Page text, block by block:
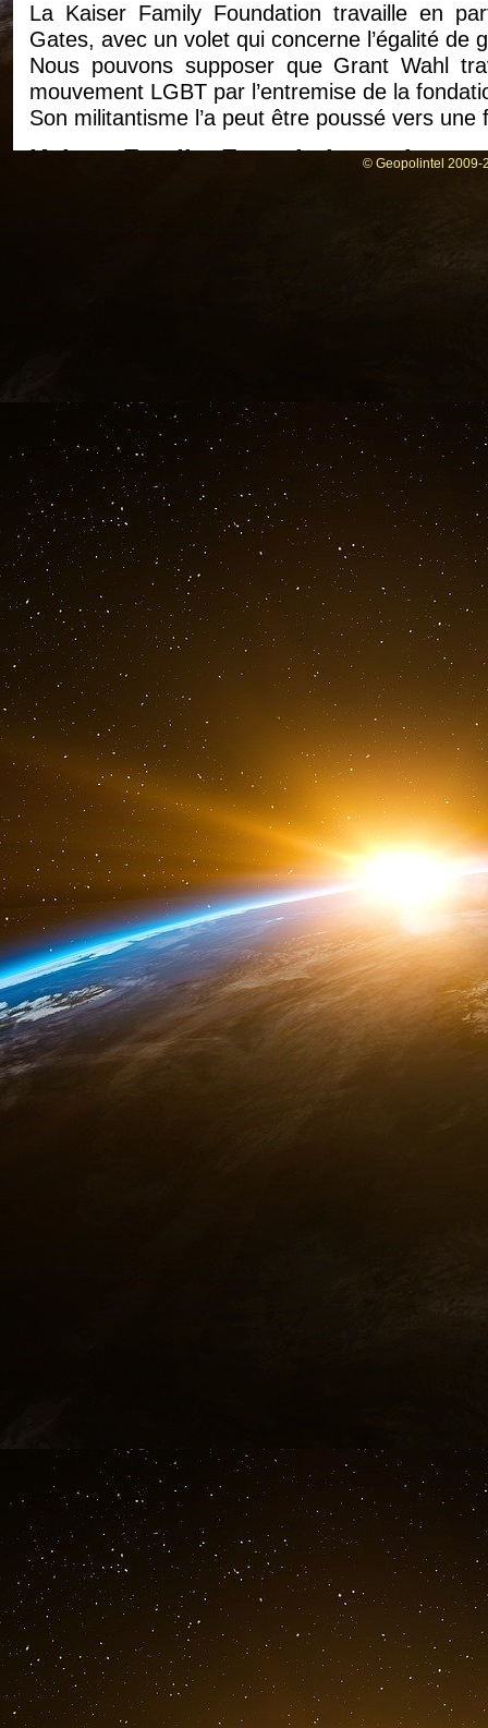
La Kaiser Family Foundation travaille en
Gates, avec un volet qui concerne l’égalité de
Nous pouvons supposer que Grant Wahl
mouvement LGBT par l’entremise de la
Son militantisme l’a peut être poussé vers une
Kaiser Family Foundation : La
souvent stigmatisées en raison de leur
de leur expression de genre.1 Dans son
Lesbian, Gay, Bisexual, and
Understanding, l’Institute of Medicine définit
durable ou une disposition à éprouver
personnes du même sexe, de l’autre sexe ou
avec elles ».2 Cette définition intègre des
d’identité. Il est important de noter que
n’entre pas nécessairement dans une
spectre. En outre, toutes les personnes qui
éprouvent une attirance pour le même sexe
ou bisexuels.
L’identité sexuelle fait référence au «
femme ou autre chose ». L’identité de genre
visible pour les autres.3 En outre,
genre décrivent dans quelle mesure une
de genre attendus. Le terme « transgenre
naissance est différent de leur identité
spectre des genres. Les personnes qui
vie comme le sexe opposé, et peuvent
sur ordonnance et/ou une transformation
peuvent s’identifier comme
autre endroit du spectre de l’identité sexuelle.
Enfin, si l’orientation sexuelle et l’identité
l’identité d’un individu, elles interagissent
le sexe, la race/ethnicité et la classe
© Geopolintel 2009-